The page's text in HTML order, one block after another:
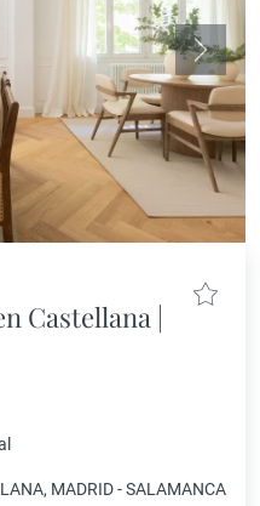
Castellana |
MADRID - SALAMANCA